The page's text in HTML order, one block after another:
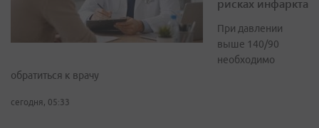
рисках инфаркта
При давлении
выше 140/90
необходимо
обратиться к врачу
сегодня, 05:33